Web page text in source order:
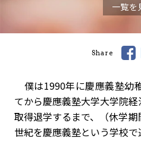
一覧を
Share
僕は1990年に慶應義塾幼
てから慶應義塾大学大学院
取得退学するまで、（休学
世紀を慶應義塾という学校で